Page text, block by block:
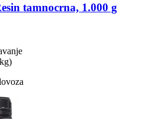
tamnocrna, 1.000 g